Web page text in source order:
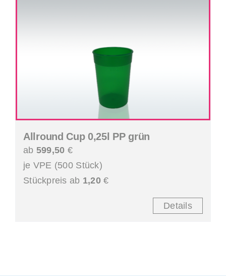
Allround Cup 0,25l PP grün
ab 599,50 €
je VPE (500 Stück)
Stückpreis ab 1,20€
Details